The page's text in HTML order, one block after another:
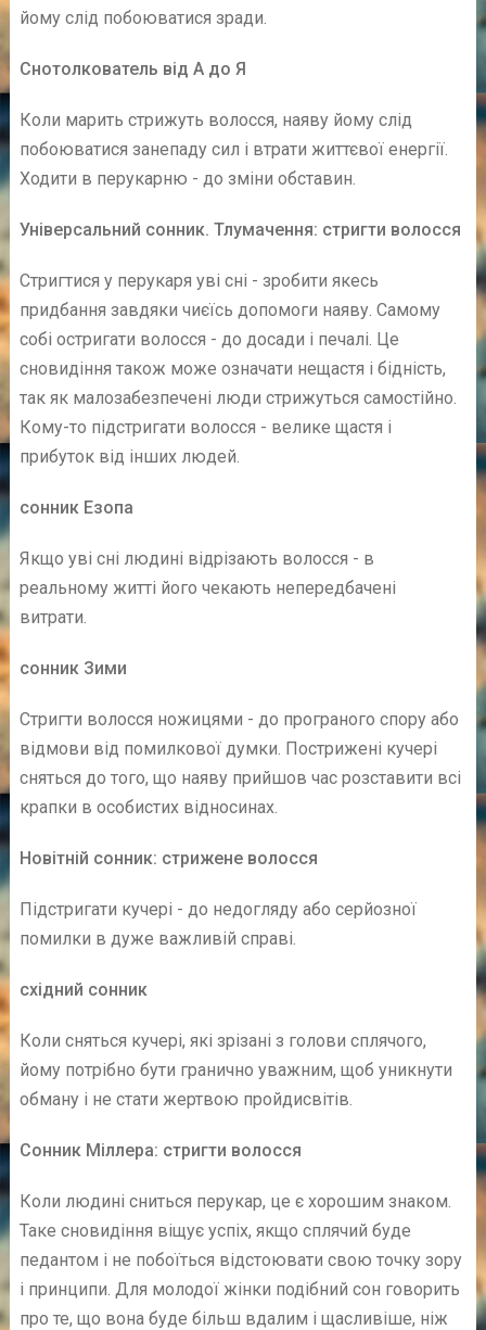
йому слід побоюватися зради.
Снотолкователь від А до Я
Коли марить стрижуть волосся, наяву йому слід
побоюватися занепаду сил і втрати життєвої енергії.
Ходити в перукарню - до зміни обставин.
Універсальний сонник. Тлумачення: стригти волосся
Стригтися у перукаря уві сні - зробити якесь
придбання завдяки чиєїсь допомоги наяву. Самому
собі остригати волосся - до досади і печалі. Це
сновидіння також може означати нещастя і бідність,
так як малозабезпечені люди стрижуться самостійно.
Кому-то підстригати волосся - велике щастя і
прибуток від інших людей.
сонник Езопа
Якщо уві сні людині відрізають волосся - в
реальному житті його чекають непередбачені
витрати.
сонник Зими
Стригти волосся ножицями - до програного спору або
відмови від помилкової думки. Пострижені кучері
сняться до того, що наяву прийшов час розставити всі
крапки в особистих відносинах.
Новітній сонник: стрижене волосся
Підстригати кучері - до недогляду або серйозної
помилки в дуже важливій справі.
східний сонник
Коли сняться кучері, які зрізані з голови сплячого,
йому потрібно бути гранично уважним, щоб уникнути
обману і не стати жертвою пройдисвітів.
Сонник Міллера: стригти волосся
Коли людині сниться перукар, це є хорошим знаком.
Таке сновидіння віщує успіх, якщо сплячий буде
педантом і не побоїться відстоювати свою точку зору
і принципи. Для молодої жінки подібний сон говорить
про те, що вона буде більш вдалим і щасливіше, ніж